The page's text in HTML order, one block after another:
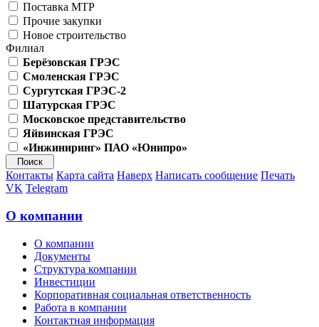
Поставка МТР
Прочие закупки
Новое строительство
Филиал
Берёзовская ГРЭС
Смоленская ГРЭС
Сургутская ГРЭС-2
Шатурская ГРЭС
Московское представительство
Яйвинская ГРЭС
«Инжиниринг» ПАО «Юнипро»
Контакты Карта сайта Наверх Написать сообщение Печать
VK Telegram
О компании
О компании
Документы
Структура компании
Инвестиции
Корпоративная социальная ответственность
Работа в компании
Контактная информация